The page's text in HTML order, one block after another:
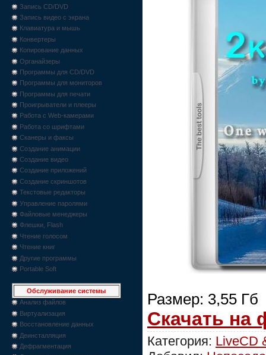
Запись CD/DVD
Запись видео с экрана
Клавиатура и мышь
Конвертеры
Копирование данных
Органайзеры
Программы для CD/DVD
Программы для мониторов
Программы для печати
Проигрыватели и плееры
Работа с Web-камерами
Работа со шрифтами
Сканеры и факсы
Создание анимации
Создание видео
Создание приложений
Создание скриншотов
Текстовые редакторы
Управление паролями
Файловые менеджеры
Флешки, Flash
Чтение голосом
Чтение книг
Другие программы
Portable Soft
Обслуживание системы
Анализ файлов
Виртуализация
Восстановление данных
Деинсталляция
Дефрагментация
Размер: 3,55 Гб
Скачать на
Категория: LiveCD